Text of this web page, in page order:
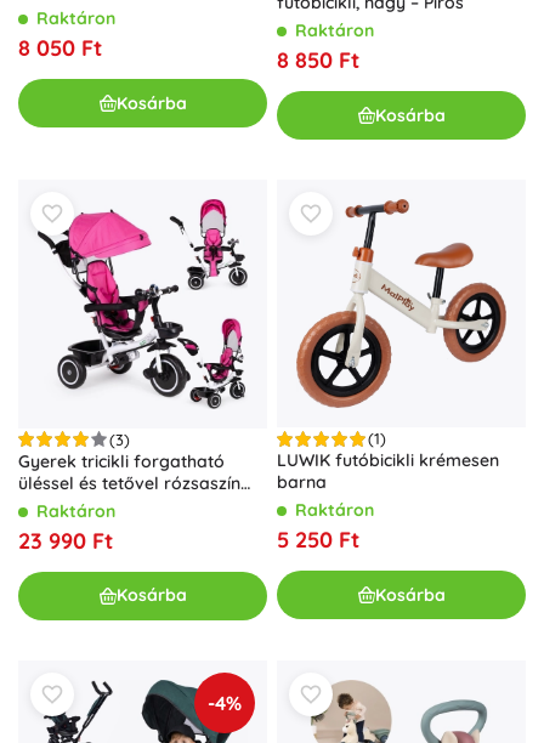
Raktáron
8 050 Ft
Kosárba
Raktáron
8 850 Ft
Kosárba
(3)
Gyerek tricikli forgatható
üléssel és tetővel rózsaszín
ECO TOYS
Raktáron
23 990 Ft
Kosárba
(1)
LUWIK futóbicikli krémesen
barna
Raktáron
5 250 Ft
Kosárba
-4%